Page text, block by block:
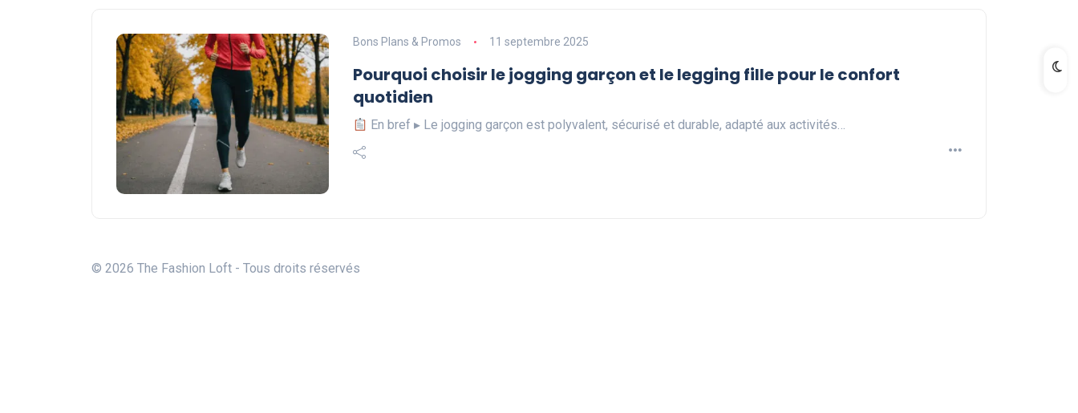
Bons Plans & Promos 11 septembre 2025
Pourquoi choisir le jogging garçon et le legging fille pour le confort
quotidien
En bref ▸ Le jogging garçon est polyvalent, sécurisé et durable, adapté aux activités…
© 2026 The Fashion Loft - Tous droits réservés